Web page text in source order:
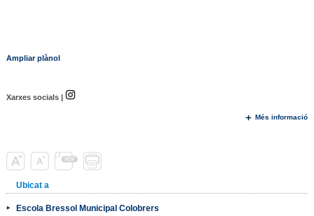
Ampliar plànol
Xarxes socials |
Més informació
Ubicat a
Escola Bressol Municipal Colobrers